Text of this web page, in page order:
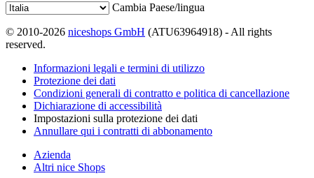
Cambia Paese/lingua
© 2010-2026 niceshops GmbH (ATU63964918) - All rights
reserved.
Informazioni legali e termini di utilizzo
Protezione dei dati
Condizioni generali di contratto e politica di cancellazione
Dichiarazione di accessibilità
Impostazioni sulla protezione dei dati
Annullare qui i contratti di abbonamento
Azienda
Altri nice Shops